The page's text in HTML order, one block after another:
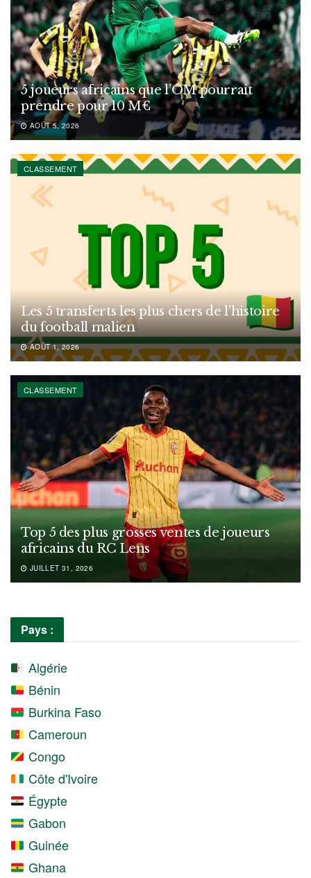
5 joueurs africains que l’OM pourrait
prendre pour 10 M€
AOÛT 5, 2026
CLASSEMENT
Les 5 transferts les plus chers de l’histoire
du football malien
AOÛT 1, 2026
CLASSEMENT
Top 5 des plus grosses ventes de joueurs
africains du RC Lens
JUILLET 31, 2026
Pays :
Algérie
Bénin
Burkina Faso
Cameroun
Congo
Côte d'Ivoire
Égypte
Gabon
Guinée
Ghana